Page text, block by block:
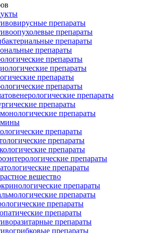
препараты
препараты
препараты
препараты
препараты
препараты
препараты
препараты
препараты
препараты
препараты
препараты
препараты
препараты
препараты
препараты
вещество
препараты
препараты
препараты
препараты
препараты
препараты